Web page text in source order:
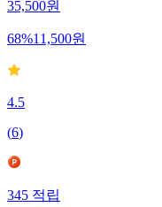
35,500원
68%11,500원
4.5
(6)
345적립